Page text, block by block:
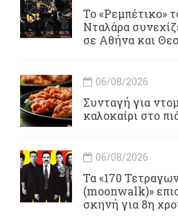
Το «Ρεμπέτικο»
Νταλάρα
σε Αθήνα και
06/08/2026
Συνταγή για
καλοκαίρι στο
06/08/2026
Τα «170
(moonwalk)»
σκηνή για 8η